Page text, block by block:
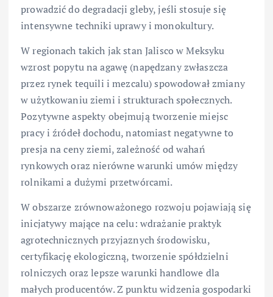
prowadzić do degradacji gleby, jeśli stosuje się
intensywne techniki uprawy i monokultury.
W regionach takich jak stan Jalisco w Meksyku
wzrost popytu na agawę (napędzany zwłaszcza
przez rynek tequili i mezcalu) spowodował zmiany
w użytkowaniu ziemi i strukturach społecznych.
Pozytywne aspekty obejmują tworzenie miejsc
pracy i źródeł dochodu, natomiast negatywne to
presja na ceny ziemi, zależność od wahań
rynkowych oraz nierówne warunki umów między
rolnikami a dużymi przetwórcami.
W obszarze zrównoważonego rozwoju pojawiają się
inicjatywy mające na celu: wdrażanie praktyk
agrotechnicznych przyjaznych środowisku,
certyfikację ekologiczną, tworzenie spółdzielni
rolniczych oraz lepsze warunki handlowe dla
małych producentów. Z punktu widzenia gospodarki